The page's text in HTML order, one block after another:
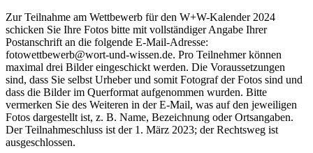
Zur Teilnahme am Wettbewerb für den W+W-Kalender 2024
schicken Sie Ihre Fotos bitte mit vollständiger Angabe Ihrer
Postanschrift an die folgende E-Mail-Adresse:
fotowettbewerb@wort-und-wissen.de. Pro Teilnehmer können
maximal drei Bilder eingeschickt werden. Die Voraussetzungen
sind, dass Sie selbst Urheber und somit Fotograf der Fotos sind und
dass die Bilder im Querformat aufgenommen wurden. Bitte
vermerken Sie des Weiteren in der E-Mail, was auf den jeweiligen
Fotos dargestellt ist, z. B. Name, Bezeichnung oder Ortsangaben.
Der Teilnahmeschluss ist der 1. März 2023; der Rechtsweg ist
ausgeschlossen.